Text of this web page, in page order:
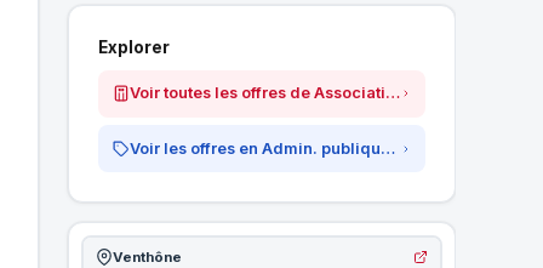
Explorer
Voir toutes les offres de Association Beaulieu
Voir les offres en Admin. publique / Association
Venthône